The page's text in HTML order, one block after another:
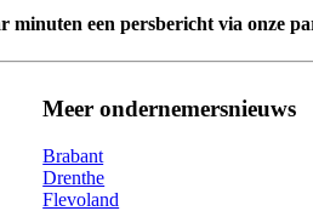
een persbericht via onze
Meer ondernemersnieuws
Brabant
Drenthe
Flevoland